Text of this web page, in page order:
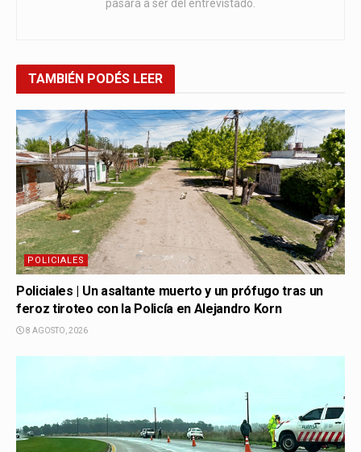
pasará a ser del entrevistado.
TAMBIÉN PODÉS LEER
POLICIALES
Policiales | Un asaltante muerto y un prófugo tras un
feroz tiroteo con la Policía en Alejandro Korn
8 AGOSTO, 2026